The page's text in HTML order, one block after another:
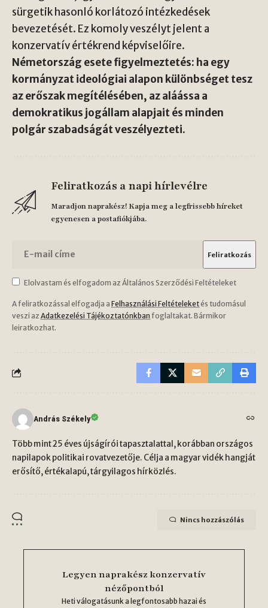
sürgetik hasonló korlátozó intézkedések
bevezetését. Ez komoly veszélyt jelent a
konzervatív értékrend képviselőire.
Németország esete figyelmeztetés: ha egy
kormányzat ideológiai alapon különbséget tesz
az erőszak megítélésében, az aláássa a
demokratikus jogállam alapjait és minden
polgár szabadságát veszélyezteti.
Feliratkozás a napi hírlevélre
Maradjon naprakész! Kapja meg a legfrissebb híreket
egyenesen a postafiókjába.
Elolvastam és elfogadom az Általános Szerződési Feltételeket
A feliratkozással elfogadja a Felhasználási Feltételeketés tudomásul
veszi az Adatkezelési Tájékoztatónkban foglaltakat. Bármikor
leiratkozhat.
András Székely
Több mint 25 éves újságírói tapasztalattal, korábban országos
napilapok politikai rovatvezetője. Célja a magyar vidék hangját
erősítő, értékalapú, tárgyilagos hírközlés.
Nincs hozzászólás
Legyen naprakész konzervatív
nézőpontból
Heti válogatásunk a legfontosabb hazai és